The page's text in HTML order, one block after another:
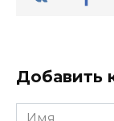
Добавить
Имя